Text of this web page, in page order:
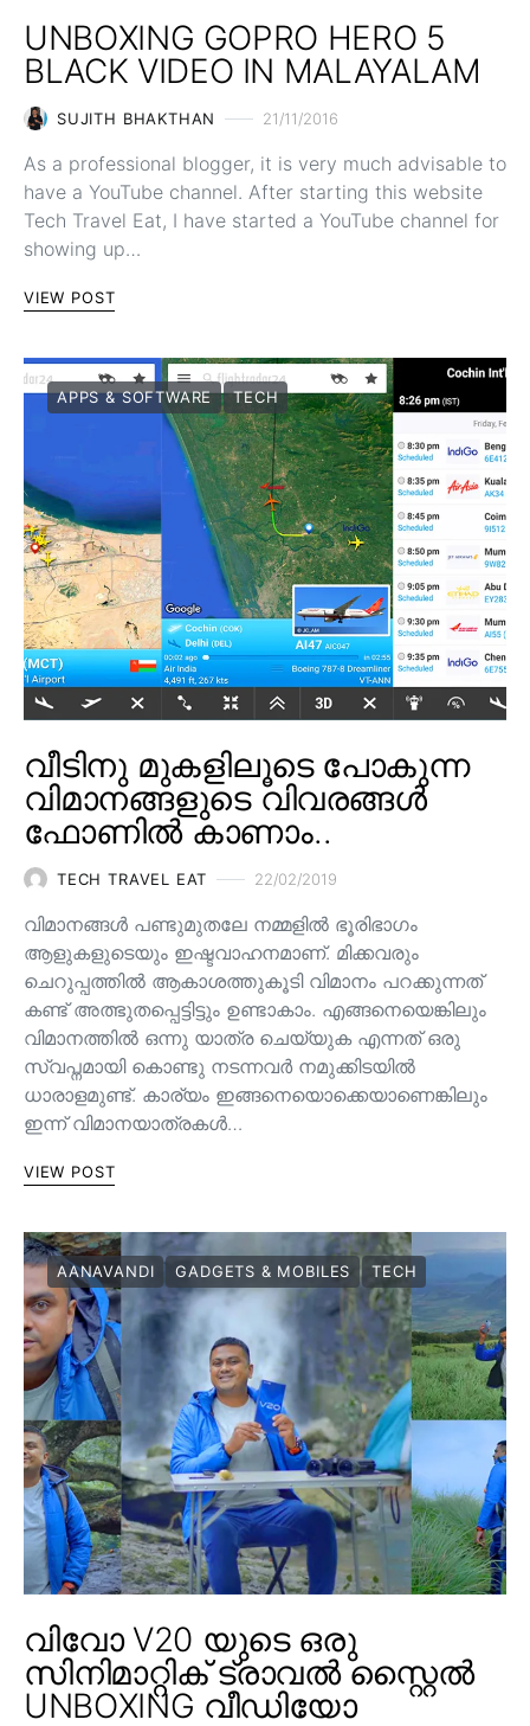
UNBOXING GOPRO HERO 5
BLACK VIDEO IN MALAYALAM
SUJITH BHAKTHAN 21/11/2016
As a professional blogger, it is very much advisable to
have a YouTube channel. After starting this website
Tech Travel Eat, I have started a YouTube channel for
showing up…
VIEW POST
APPS & SOFTWARE TECH
വീടിനു മുകളിലൂടെ പോകുന്ന
വിമാനങ്ങളുടെ വിവരങ്ങൾ
ഫോണിൽ കാണാം..
TECH TRAVEL EAT 22/02/2019
വിമാനങ്ങൾ പണ്ടുമുതലേ നമ്മളിൽ ഭൂരിഭാഗം
ആളുകളുടെയും ഇഷ്ടവാഹനമാണ്. മിക്കവരും
ചെറുപ്പത്തിൽ ആകാശത്തുകൂടി വിമാനം പറക്കുന്നത്
കണ്ട് അത്ഭുതപ്പെട്ടിട്ടും ഉണ്ടാകാം. എങ്ങനെയെങ്കിലും
വിമാനത്തിൽ ഒന്നു യാത്ര ചെയ്യുക എന്നത് ഒരു
സ്വപ്നമായി കൊണ്ടു നടന്നവർ നമുക്കിടയിൽ
ധാരാളമുണ്ട്. കാര്യം ഇങ്ങനെയൊക്കെയാണെങ്കിലും
ഇന്ന് വിമാനയാത്രകൾ…
VIEW POST
AANAVANDI GADGETS & MOBILES TECH
വിവോ V20 യുടെ ഒരു
സിനിമാറ്റിക് ട്രാവൽ സ്റ്റൈൽ
UNBOXING വീഡിയോ